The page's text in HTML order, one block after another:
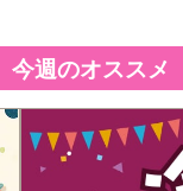
■その他共通および商
さい）
今週のオススメ